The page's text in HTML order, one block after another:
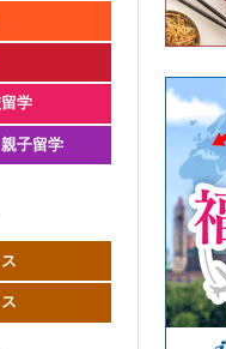
学
子留学